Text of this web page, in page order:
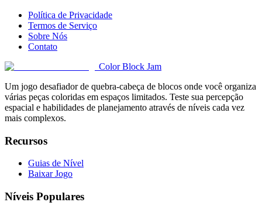
Política de Privacidade
Termos de Serviço
Sobre Nós
Contato
Color Block Jam
Um jogo desafiador de quebra-cabeça de blocos onde você organiza
várias peças coloridas em espaços limitados. Teste sua percepção
espacial e habilidades de planejamento através de níveis cada vez
mais complexos.
Recursos
Guias de Nível
Baixar Jogo
Níveis Populares